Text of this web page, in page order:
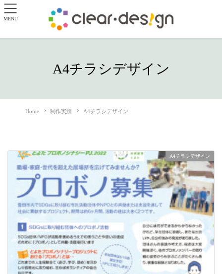
A4チラシデザイン
Home 制作実績 A4チラシデザイン
A4チラシデザイン
MENU